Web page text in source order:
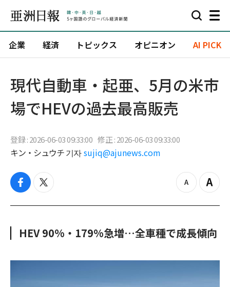
企業 経済 トピックス オピニオン AI PICK
現代自動車・起亜、5月の米市
場でHEVの過去最高販売
登録 : 2026-06-03 09:33:00 修正 : 2026-06-03 09:33:00
キン・シュウチ 기자 sujiq@ajunews.com
f
c
o
t
i
e
z
o
u
Z
o
n
HEV 90%・179%急増…全車種で成長傾向